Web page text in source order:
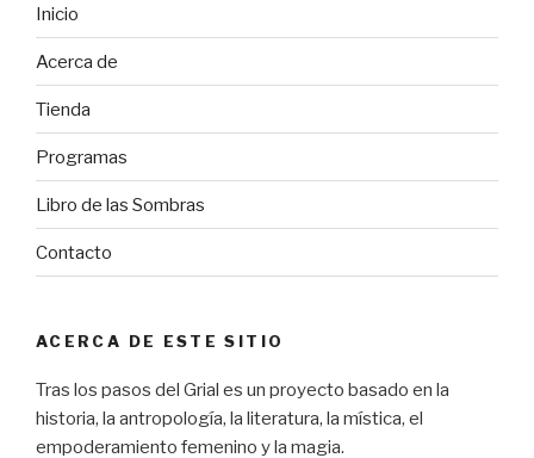
Inicio
Acerca de
Tienda
Programas
Libro de las Sombras
Contacto
ACERCA DE ESTE SITIO
Tras los pasos del Grial es un proyecto basado en la
historia, la antropología, la literatura, la mística, el
empoderamiento femenino y la magia.